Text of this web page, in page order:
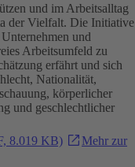
und im Arbeitsalltag
der Vielfalt. Die Initiative
und
Arbeitsumfeld zu
erfährt und sich
Nationalität,
körperlicher
und geschlechtlicher
8.019 KB)
Mehr zur